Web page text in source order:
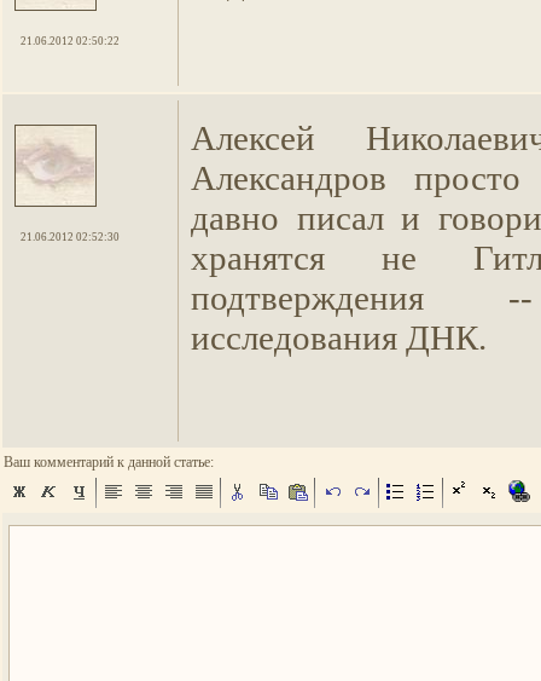
21.06.2012 02:50:22
21.06.2012 02:52:30
Алексей
Александров
давно писал и
хранятся не
подтверждения
исследования ДНК.
Ваш комментарий к данной статье: